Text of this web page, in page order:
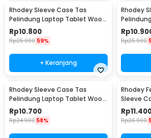
Rhodey Sleeve Case Tas
Pelindung Laptop Tablet Wool
Felt 11 Inch - DA98
Rp10.800
Rp25.900 59%
+ Keranjang
Rhodey
Felt 15
Rp
Rp25.900
Rhodey Sleeve Case Tas
Pelindung Laptop Tablet Wool
Felt 13 Inch - DA98
Rp10.700
Rp24.900 58%
Rhodey
Sleeve
11 Inch -
Rp
Rp26.900